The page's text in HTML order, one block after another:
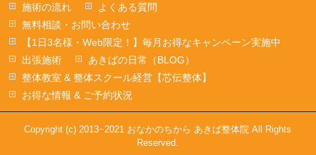
施術の流れ
よくある質問
無料相談・お問い合わせ
【1日3名様・Web限定！】毎月お得なキャンペーン実施中
出張施術
あきばの日常（BLOG）
整体教室 & 整体スクール経営【芯伝整体】
お得な情報 & ご予約状況
Copyright (c) 2013−2021 おなかのちから あきば整体院 All Rights
Reserved.